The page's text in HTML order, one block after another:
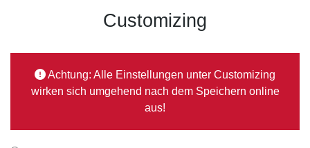
Customizing
Achtung: Alle Einstellungen unter Customizing
wirken sich umgehend nach dem Speichern online
aus!